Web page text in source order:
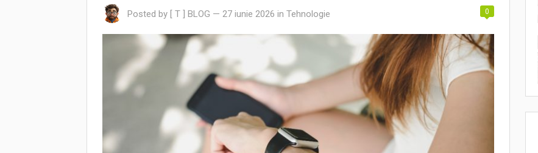
Posted by [ T ] BLOG — 27 iunie 2026 in Tehnologie 0